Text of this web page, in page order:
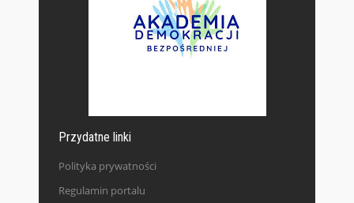
Przydatne linki
Polityka prywatności
Regulamin portalu